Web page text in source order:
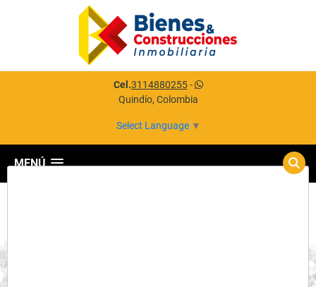
Cel.3114880255-
Quindío, Colombia
Select Language ▼
MENÚ